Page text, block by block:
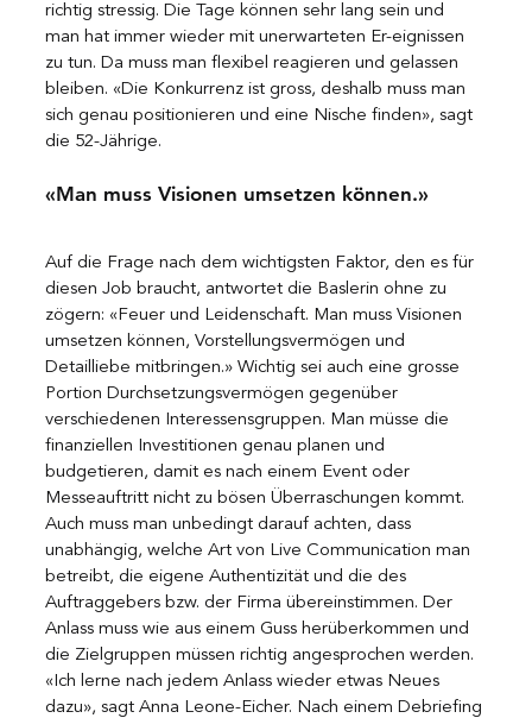
richtig stressig. Die Tage können sehr lang sein und
man hat immer wieder mit unerwarteten Er-eignissen
zu tun. Da muss man flexibel reagieren und gelassen
bleiben. «Die Konkurrenz ist gross, deshalb muss man
sich genau positionieren und eine Nische finden», sagt
die 52-Jährige.
«Man muss Visionen umsetzen können.»
Auf die Frage nach dem wichtigsten Faktor, den es für
diesen Job braucht, antwortet die Baslerin ohne zu
zögern: «Feuer und Leidenschaft. Man muss Visionen
umsetzen können, Vorstellungsvermögen und
Detailliebe mitbringen.» Wichtig sei auch eine grosse
Portion Durchsetzungsvermögen gegenüber
verschiedenen Interessensgruppen. Man müsse die
finanziellen Investitionen genau planen und
budgetieren, damit es nach einem Event oder
Messeauftritt nicht zu bösen Überraschungen kommt.
Auch muss man unbedingt darauf achten, dass
unabhängig, welche Art von Live Communication man
betreibt, die eigene Authentizität und die des
Auftraggebers bzw. der Firma übereinstimmen. Der
Anlass muss wie aus einem Guss herüberkommen und
die Zielgruppen müssen richtig angesprochen werden.
«Ich lerne nach jedem Anlass wieder etwas Neues
dazu», sagt Anna Leone-Eicher. Nach einem Debriefing